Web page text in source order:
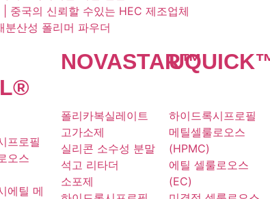
중국의 신뢰할 수있는 HEC 제조업체
분산성 폴리머 파우더
®
프로필
오스
에틸 메
NOVASTAR™
폴리카복실레이트
고가소제
실리콘 소수성 분말
석고 리타더
소포제
UQUICK
하이드록시프로필
메틸셀룰로오스
(HPMC)
에틸 셀룰로오스
(EC)